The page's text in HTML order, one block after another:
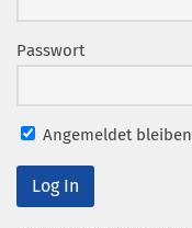
Clubmagazin
MCM Club TV
Mitglied werden
AKTUELLES
Passwort
Angemeldet bleiben